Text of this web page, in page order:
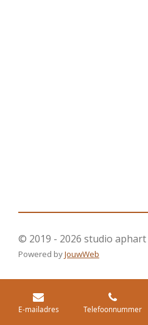
© 2019 - 2026 studio aphart
Powered byJouwWeb
E-mailadres Telefoonnummer